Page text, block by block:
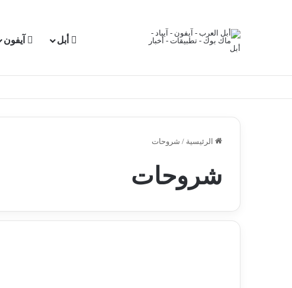
أبل آيفون
الرئيسية / شروحات
شروحات